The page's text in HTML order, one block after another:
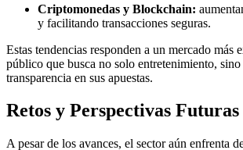
Criptomonedas y Blockchain:
y facilitando transacciones seguras.
Estas tendencias responden a un mercado más
público que busca no solo entretenimiento,
transparencia en sus apuestas.
Retos y Perspectivas Futuras
A pesar de los avances, el sector aún enfrenta